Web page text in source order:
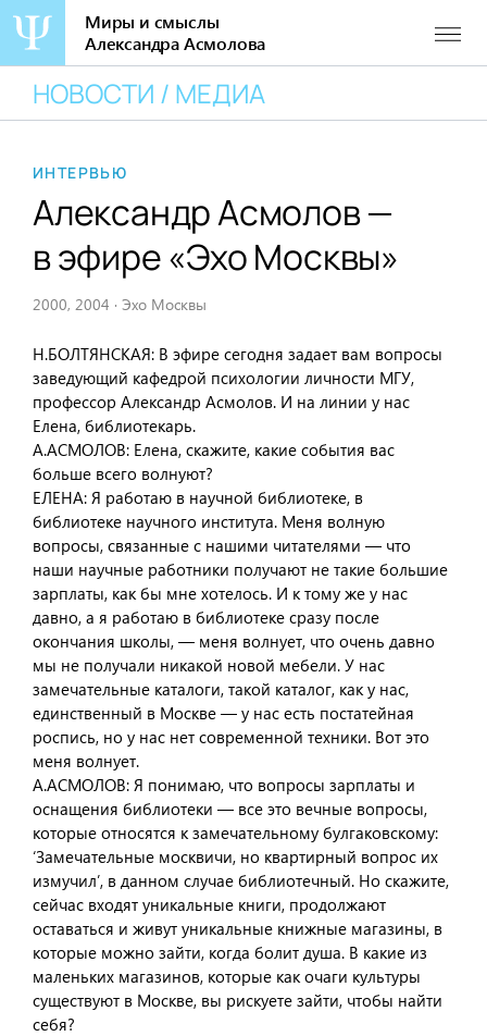
содержанию
Миры и смыслы
Александра Асмолова
НОВОСТИ / МЕДИА
ИНТЕРВЬЮ
Александр Асмолов —
в эфире «Эхо Москвы»
2000, 2004 · Эхо Москвы
Н.БОЛТЯНСКАЯ: В эфире сегодня задает вам вопросы
заведующий кафедрой психологии личности МГУ,
профессор Александр Асмолов. И на линии у нас
Елена, библиотекарь.
А.АСМОЛОВ: Елена, скажите, какие события вас
больше всего волнуют?
ЕЛЕНА: Я работаю в научной библиотеке, в
библиотеке научного института. Меня волную
вопросы, связанные с нашими читателями — что
наши научные работники получают не такие большие
зарплаты, как бы мне хотелось. И к тому же у нас
давно, а я работаю в библиотеке сразу после
окончания школы, — меня волнует, что очень давно
мы не получали никакой новой мебели. У нас
замечательные каталоги, такой каталог, как у нас,
единственный в Москве — у нас есть постатейная
роспись, но у нас нет современной техники. Вот это
меня волнует.
А.АСМОЛОВ: Я понимаю, что вопросы зарплаты и
оснащения библиотеки — все это вечные вопросы,
которые относятся к замечательному булгаковскому:
‘Замечательные москвичи, но квартирный вопрос их
измучил’, в данном случае библиотечный. Но скажите,
сейчас входят уникальные книги, продолжают
оставаться и живут уникальные книжные магазины, в
которые можно зайти, когда болит душа. В какие из
маленьких магазинов, которые как очаги культуры
существуют в Москве, вы рискуете зайти, чтобы найти
себя?